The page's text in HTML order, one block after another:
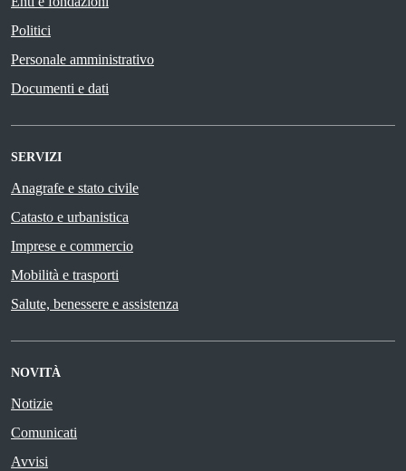
Politici
Personale amministrativo
Documenti e dati
SERVIZI
Anagrafe e stato civile
Catasto e urbanistica
Imprese e commercio
Mobilità e trasporti
Salute, benessere e assistenza
NOVITÀ
Notizie
Comunicati
Avvisi